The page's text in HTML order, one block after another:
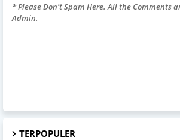
* Please Don't Spam Here. All the Comments
Admin.
TERPOPULER